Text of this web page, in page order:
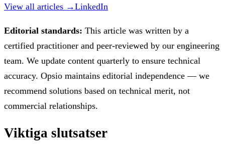
View all articles →LinkedIn
Editorial standards: This article was written by a
certified practitioner and peer-reviewed by our engineering
team. We update content quarterly to ensure technical
accuracy. Opsio maintains editorial independence — we
recommend solutions based on technical merit, not
commercial relationships.
Viktiga slutsatser